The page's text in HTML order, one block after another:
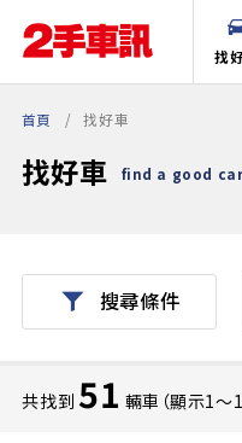
找
首頁 找好車
找好車 find a good
搜尋條件
共找到 51 輛車（顯示1〜